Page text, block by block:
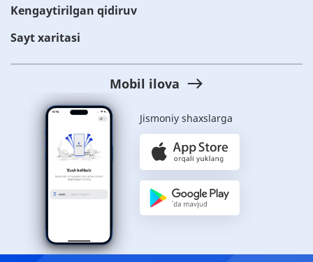
Kengaytirilgan qidiruv
Sayt xaritasi
Mobil ilova
Jismoniy shaxslarga